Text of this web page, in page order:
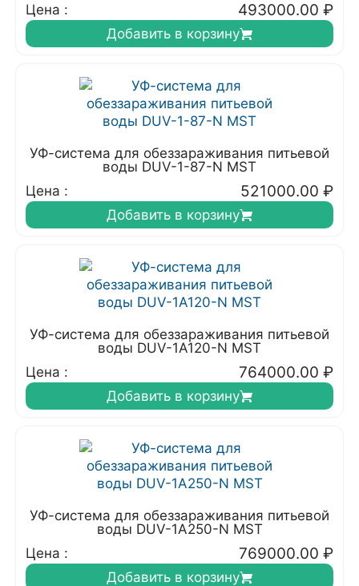
Цена :
493000.00 ₽
Добавить в корзину
УФ-система для обеззараживания питьевой
воды DUV-1-87-N MST
Цена :
521000.00 ₽
Добавить в корзину
УФ-система для обеззараживания питьевой
воды DUV-1A120-N MST
Цена :
764000.00 ₽
Добавить в корзину
УФ-система для обеззараживания питьевой
воды DUV-1A250-N MST
Цена :
769000.00 ₽
Добавить в корзину